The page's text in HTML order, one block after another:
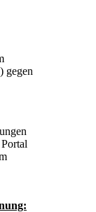
gegen